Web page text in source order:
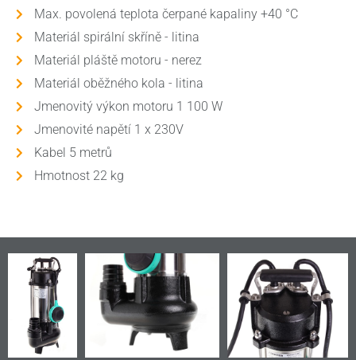
Max. povolená teplota čerpané kapaliny +40 °C
Materiál spirální skříně - litina
Materiál pláště motoru - nerez
Materiál oběžného kola - litina
Jmenovitý výkon motoru 1 100 W
Jmenovité napětí 1 x 230V
Kabel 5 metrů
Hmotnost 22 kg